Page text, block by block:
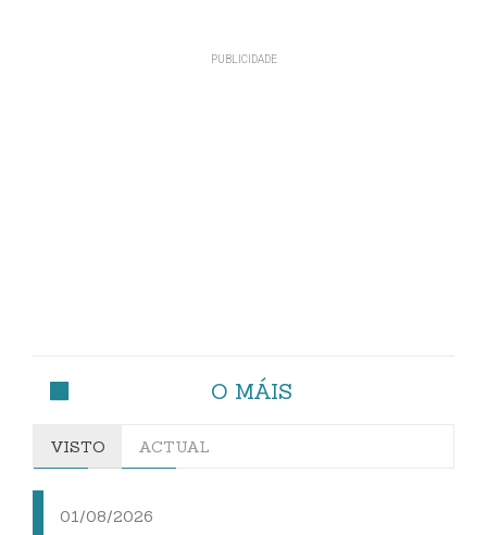
O MÁIS
VISTO ACTUAL
01/08/2026